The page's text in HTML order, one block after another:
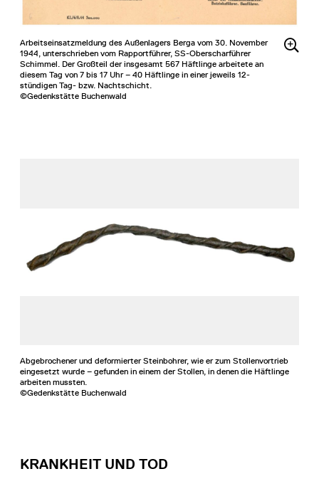
Arbeitseinsatzmeldung des Außenlagers Berga vom 30. November
1944, unterschrieben vom Rapportführer, SS-Oberscharführer
Schimmel. Der Großteil der insgesamt 567 Häftlinge arbeitete an
diesem Tag von 7 bis 17 Uhr – 40 Häftlinge in einer jeweils 12-
stündigen Tag- bzw. Nachtschicht.
©Gedenkstätte Buchenwald
Abgebrochener und deformierter Steinbohrer, wie er zum Stollenvortrieb
eingesetzt wurde – gefunden in einem der Stollen, in denen die Häftlinge
arbeiten mussten.
©Gedenkstätte Buchenwald
KRANKHEIT UND TOD